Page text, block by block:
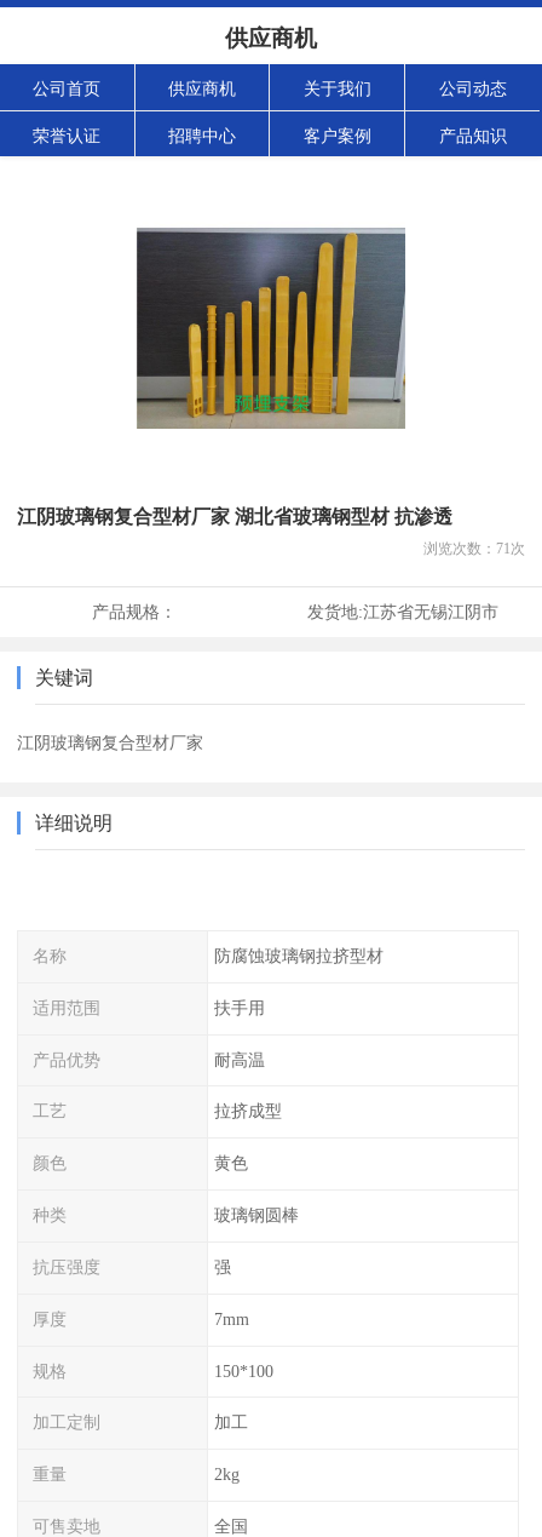
供应商机
公司首页 供应商机 关于我们 公司动态
荣誉认证 招聘中心 客户案例 产品知识
江阴玻璃钢复合型材厂家 湖北省玻璃钢型材 抗渗透
浏览次数： 71次
产品规格： 发货地:江苏省无锡江阴市
关键词
江阴玻璃钢复合型材厂家
详细说明
名称 防腐蚀玻璃钢拉挤型材
适用范围 扶手用
产品优势 耐高温
工艺 拉挤成型
颜色 黄色
种类 玻璃钢圆棒
抗压强度 强
厚度 7mm
规格 150*100
加工定制 加工
重量 2kg
可售卖地 全国